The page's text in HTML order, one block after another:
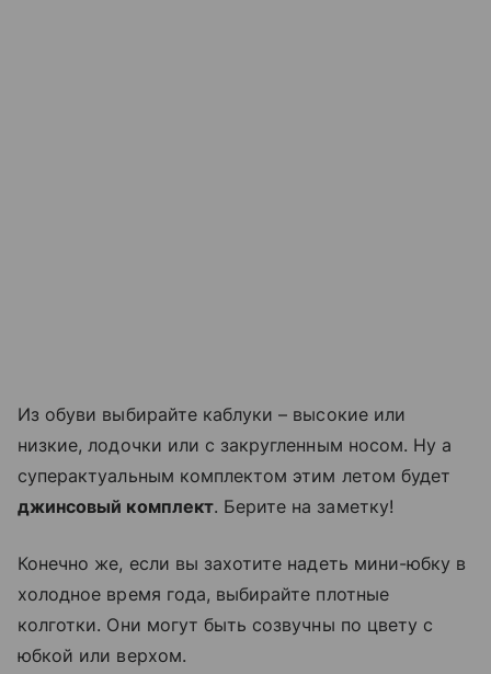
Из обуви выбирайте каблуки – высокие или
низкие, лодочки или с закругленным носом. Ну а
суперактуальным комплектом этим летом будет
джинсовый комплект. Берите на заметку!
Конечно же, если вы захотите надеть мини-юбку в
холодное время года, выбирайте плотные
колготки. Они могут быть созвучны по цвету с
юбкой или верхом.